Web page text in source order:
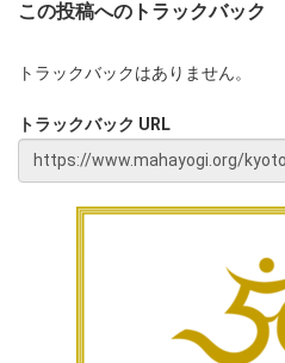
この投稿へのトラックバック
トラックバックはありません。
トラックバック URL